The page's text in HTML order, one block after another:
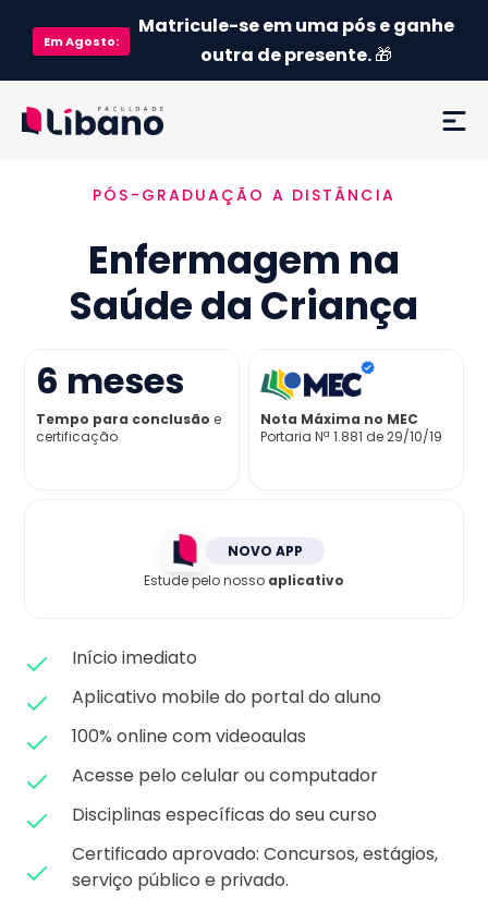
EmAgosto:
Matricule-se em uma pós e ganhe
outra de presente.🎁
Ementa
Como funciona
Credenciamento MEC
Preço
Já sou aluno
PÓS-GRADUAÇÃO A DISTÂNCIA
Enfermagem na
Saúde da Criança
6 meses
Tempo para conclusão e
certificação
Nota Máxima no MEC
Portaria Nª 1.881 de 29/10/19
NOVO APP
Estude pelo nosso aplicativo
Início imediato
Aplicativo mobile do portal do aluno
100% online com videoaulas
Acesse pelo celular ou computador
Disciplinas específicas do seu curso
Certificado aprovado: Concursos, estágios,
serviço público e privado.